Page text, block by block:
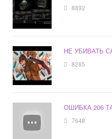
8892
НЕ УБИВАТЬ
8285
ОШИБКА 206
7648